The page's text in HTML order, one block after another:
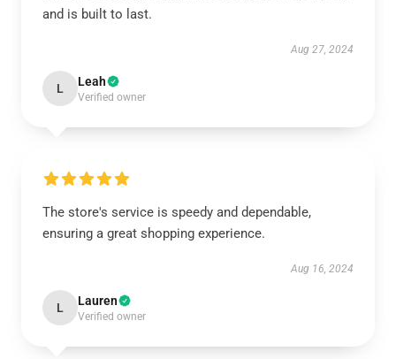
and is built to last.
Aug 27, 2024
L Leah
Verified owner
The store's service is speedy and dependable,
ensuring a great shopping experience.
Aug 16, 2024
L Lauren
Verified owner